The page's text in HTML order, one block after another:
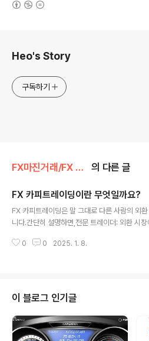
Heo's Story
구독하기
FX마진거래/FX 카피트레이딩 의 다른 글
FX 카피트레이딩이란 무엇일까요?
FX 카피트레이딩은 말 그대로 다른 사람의 외
니다.간단히 설명하면,전문 트레이더: 외환 시
같은 투자를 하는 사람입니다.전문 트레이더가
간이 부족한 사람들에게 효과적입니다.다양한
따라하며 다양한 투자 전략을 경험할 수 있습니
보장 없음: 전문 트레이더라도 손실을 ..
0 0 2025. 1. 8.
이 블로그 인기글